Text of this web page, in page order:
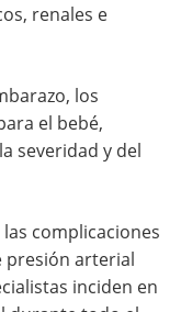
renales e
los
el bebé,
severidad y del
complicaciones
presión arterial
inciden en